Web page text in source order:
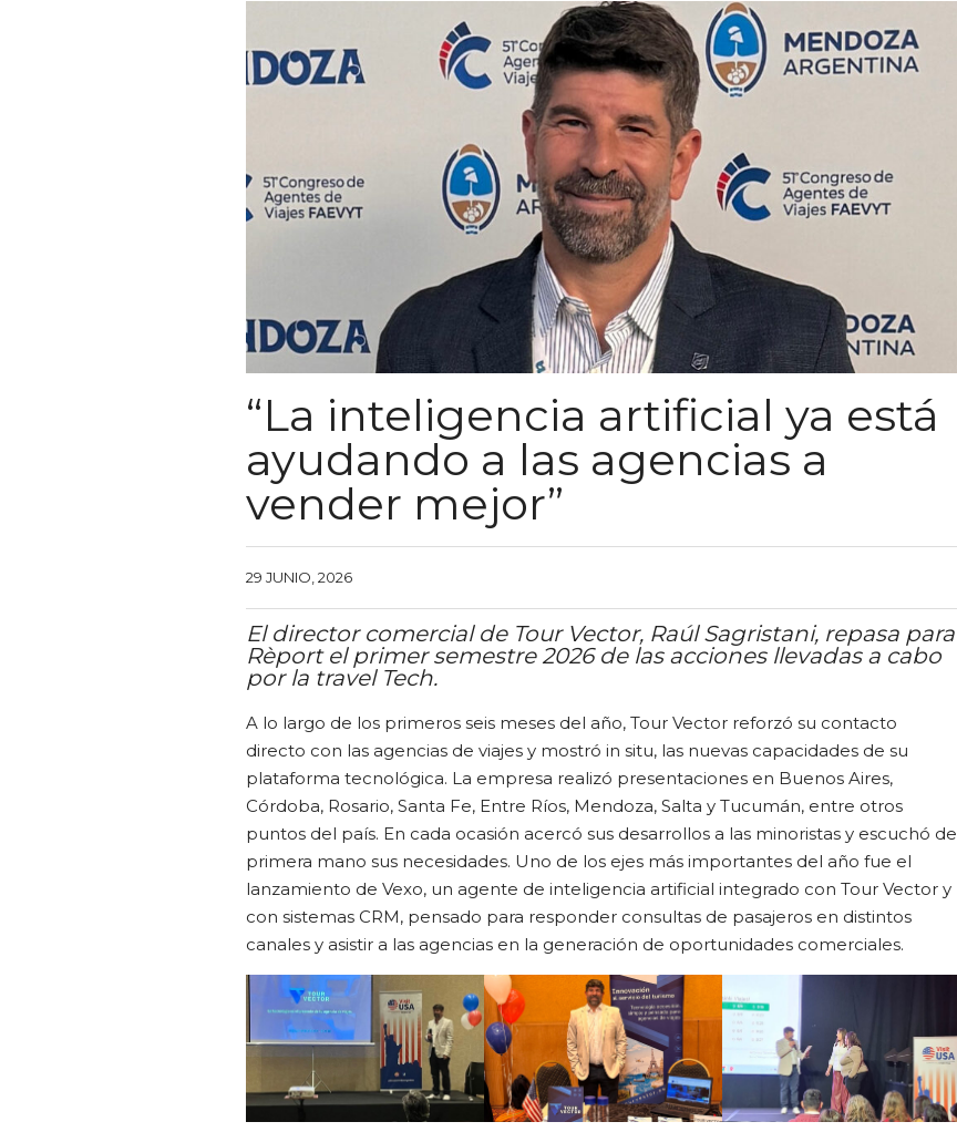
“La inteligencia artificial ya está
ayudando a las agencias a
vender mejor”
29 JUNIO, 2026
El director comercial de Tour Vector, Raúl Sagristani, repasa para
Rèport el primer semestre 2026 de las acciones llevadas a cabo
por la travel Tech.
A lo largo de los primeros seis meses del año, Tour Vector reforzó su contacto
directo con las agencias de viajes y mostró in situ, las nuevas capacidades de su
plataforma tecnológica. La empresa realizó presentaciones en Buenos Aires,
Córdoba, Rosario, Santa Fe, Entre Ríos, Mendoza, Salta y Tucumán, entre otros
puntos del país. En cada ocasión acercó sus desarrollos a las minoristas y escuchó de
primera mano sus necesidades. Uno de los ejes más importantes del año fue el
lanzamiento de Vexo, un agente de inteligencia artificial integrado con Tour Vector y
con sistemas CRM, pensado para responder consultas de pasajeros en distintos
canales y asistir a las agencias en la generación de oportunidades comerciales.